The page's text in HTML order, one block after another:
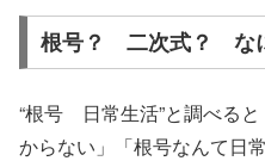
根号？ 二次式？ な
“根号 日常生活”と調べる
からない」「根号なんて日